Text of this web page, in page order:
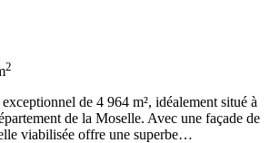
2
de 4 964 m², idéalement situé à
de la Moselle. Avec une façade de
viabilisée offre une superbe…